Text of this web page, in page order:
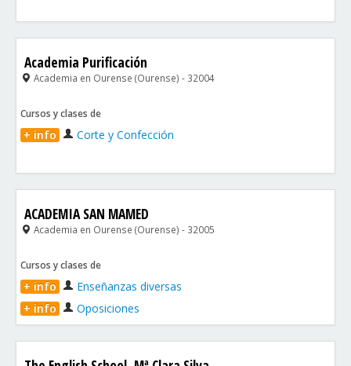
Academia Purificación
Academia en Ourense (Ourense) - 32004
Cursos y clases de
+ info Corte y Confección
ACADEMIA SAN MAMED
Academia en Ourense (Ourense) - 32005
Cursos y clases de
+ info
Enseñanzas diversas
+ info
Oposiciones